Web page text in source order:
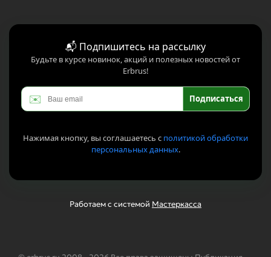
📬 Подпишитесь на рассылку
Будьте в курсе новинок, акций и полезных новостей от
Erbrus!
✉️ Подписаться
Нажимая кнопку, вы соглашаетесь с политикой обработки
персональных данных.
Работаем с системой Мастеркасса